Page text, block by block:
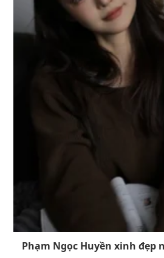
Phạm Ngọc Huyền xinh đẹp